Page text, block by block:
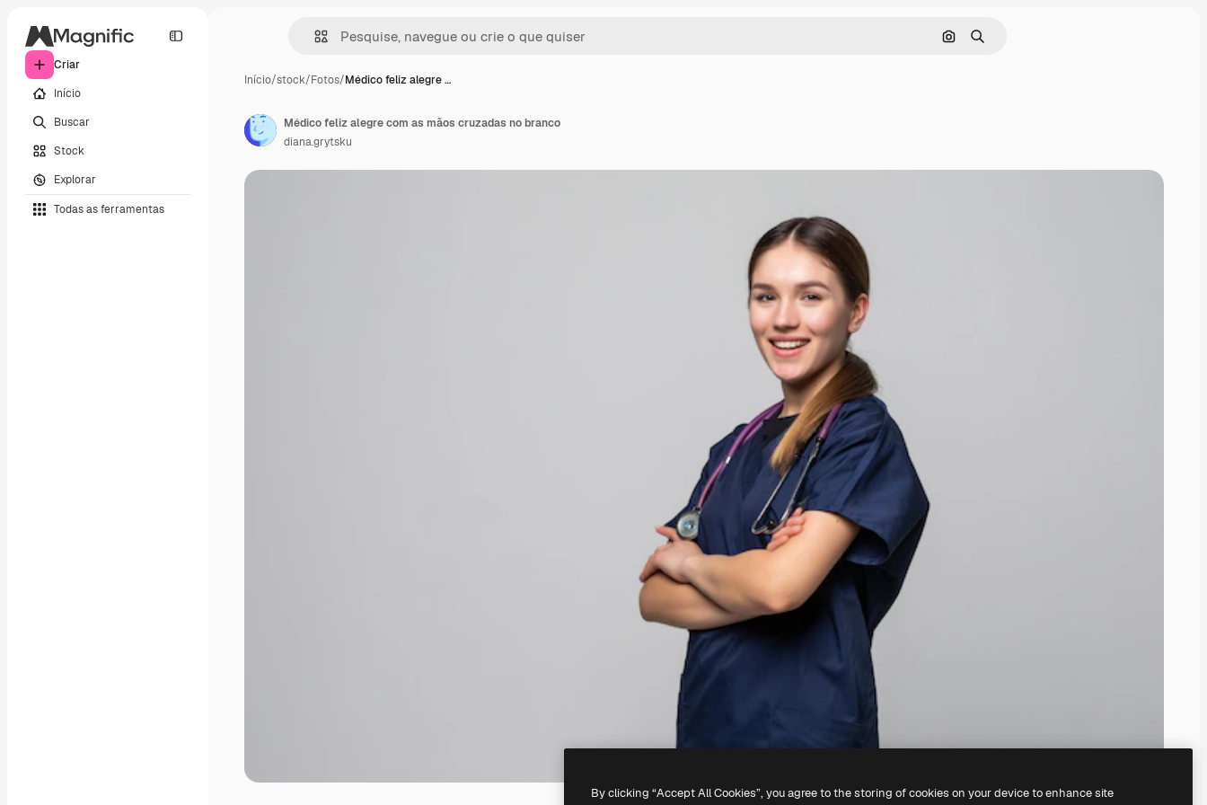
Criar
Início
Buscar
Stock
Explorar
Todas as ferramentas
Pesquisar por imagem
Buscar
Início/stock/Fotos/Médico feliz alegre …
Médico feliz alegre com as mãos cruzadas no branco
diana.grytsku
By clicking “Accept All Cookies”, you agree to the storing of cookies on your device to enhance site